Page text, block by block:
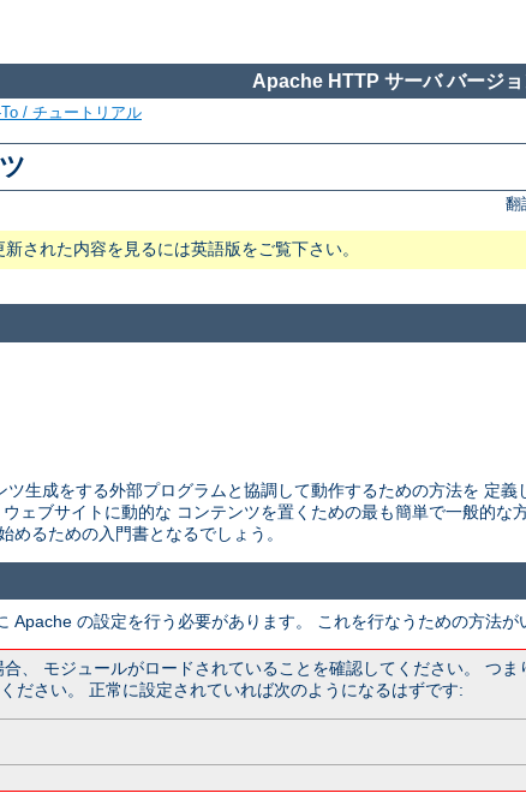
Apache HTTP サーバ バージ
To / チュートリアル
翻
された内容を見るには英語版をご覧下さい。
生成をする外部プログラムと協調して動作するための方法を 定義
ェブサイトに動的な コンテンツを置くための最も簡単で一般的な
るための入門書となるでしょう。
の設定を行う必要があります。 これを行なうための方法が
、 モジュールがロードされていることを確認してください。 つま
ださい。 正常に設定されていれば次のようになるはずです: